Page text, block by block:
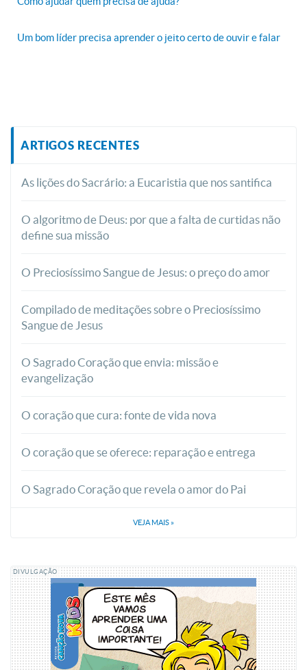
Um bom líder precisa aprender o jeito certo de ouvir e falar
ARTIGOS RECENTES
As lições do Sacrário: a Eucaristia que nos santifica
O algoritmo de Deus: por que a falta de curtidas não
define sua missão
O Preciosíssimo Sangue de Jesus: o preço do amor
Compilado de meditações sobre o Preciosíssimo
Sangue de Jesus
O Sagrado Coração que envia: missão e
evangelização
O coração que cura: fonte de vida nova
O coração que se oferece: reparação e entrega
O Sagrado Coração que revela o amor do Pai
VEJA MAIS »
DIVULGAÇÃO